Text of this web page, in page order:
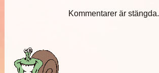
Kommentarer är stängda.